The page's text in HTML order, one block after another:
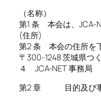
（名称）
第1 条 本会は、JCA-
(住所)
第2 条 本会の住所を
〒300-1248 茨城県つ
４ JCA-NET 事務局
第2 章 目的及び事